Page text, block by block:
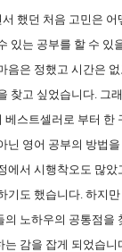
했던 처음 고민은
있는 공부를 할 수 있
음은 정했고 시간은
찾고 싶었습니다. 그
스트셀러로 부터 한
닌 영어 공부의 방법
에서 시행착오도 많았
기도 했습니다. 하지
의 노하우의 공통점을
는 감을 잡게 되었습니